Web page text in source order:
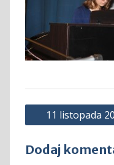
Nawigacja
wpisu
11 listopada
Dodaj